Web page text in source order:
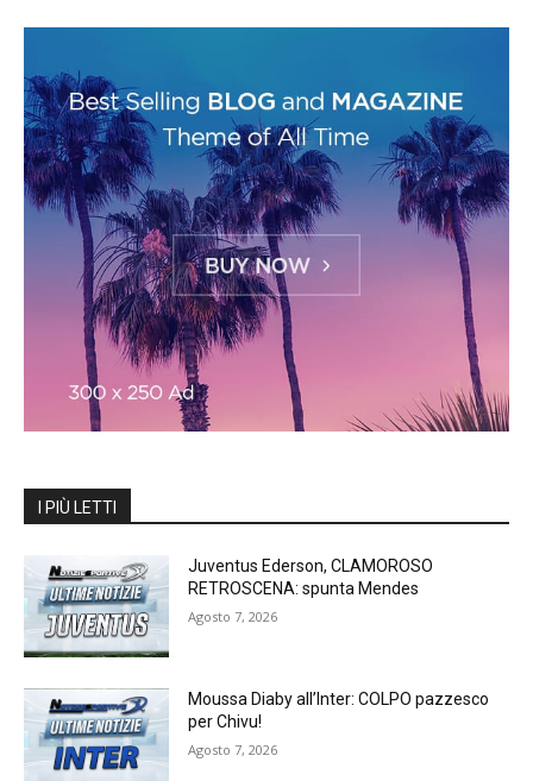
I PIÙ LETTI
Juventus Ederson, CLAMOROSO
RETROSCENA: spunta Mendes
Agosto 7, 2026
Moussa Diaby all’Inter: COLPO pazzesco
per Chivu!
Agosto 7, 2026